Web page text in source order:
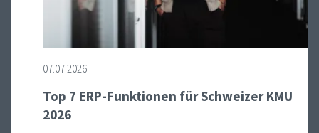
07.07.2026
Top 7 ERP-Funktionen für Schweizer KMU
2026